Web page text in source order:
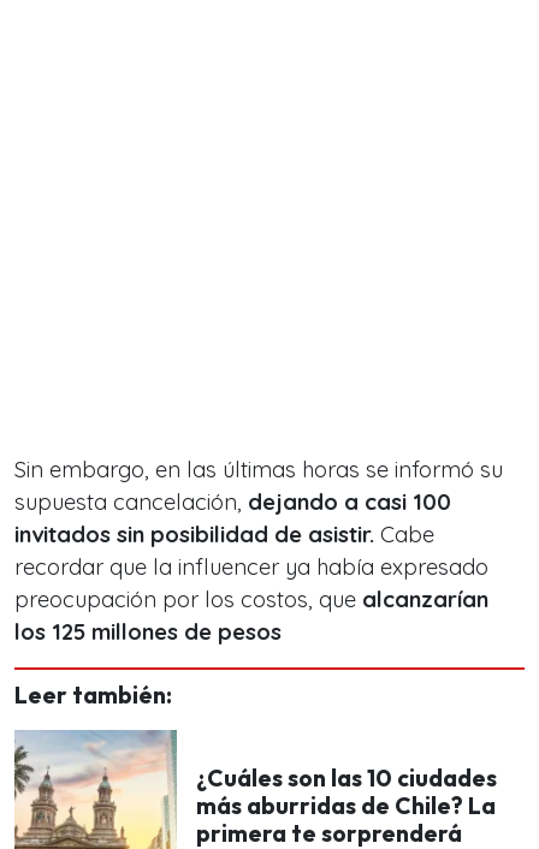
Sin embargo, en las últimas horas se informó su
supuesta cancelación, dejando a casi 100
invitados sin posibilidad de asistir. Cabe
recordar que la influencer ya había expresado
preocupación por los costos, que alcanzarían
los 125 millones de pesos
Leer también:
¿Cuáles son las 10 ciudades
más aburridas de Chile? La
primera te sorprenderá